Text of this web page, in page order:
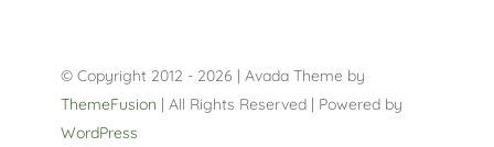
© Copyright 2012 - 2026 | Avada Theme by
ThemeFusion | All Rights Reserved | Powered by
WordPress